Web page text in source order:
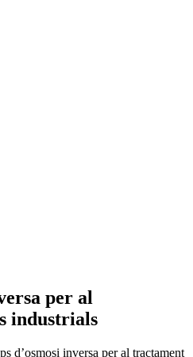
per al
industrials
d’osmosi inversa per al tractament